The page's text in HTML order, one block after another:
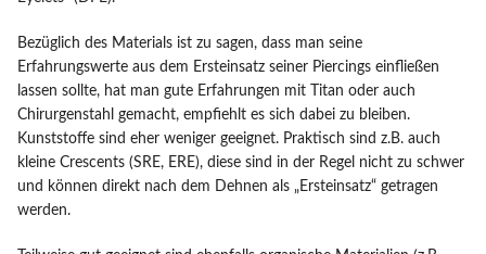
Bezüglich des Materials ist zu sagen, dass man seine
Erfahrungswerte aus dem Ersteinsatz seiner Piercings einfließen
lassen sollte, hat man gute Erfahrungen mit Titan oder auch
Chirurgenstahl gemacht, empfiehlt es sich dabei zu bleiben.
Kunststoffe sind eher weniger geeignet. Praktisch sind z.B. auch
kleine Crescents (SRE, ERE), diese sind in der Regel nicht zu schwer
und können direkt nach dem Dehnen als „Ersteinsatz“ getragen
werden.